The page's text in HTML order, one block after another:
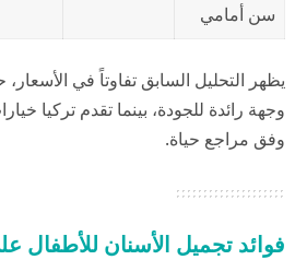
سن أمامي
يظهر التحليل السابق تفاوتاً في
وجهة رائدة للجودة، بينما تقدم تركيا
وفق مراجع حياة.
فوائد تجميل الأسنان للأطفال